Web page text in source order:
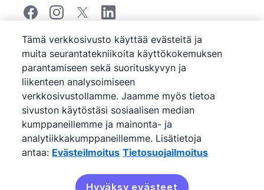
©2026Pipedrive
Pipedrive
Käyttöehdot
Pipedrive
Tietosuojailmoitus
Sivukartta
Evästeilmoitus
Evästeasetukset
Pipedrive on verkkopohjainen myynti- ja CRM-
ohjelmisto.
Tämä verkkosivusto käyttää evästeitä ja
muita seurantatekniikoita käyttökokemuksen
parantamiseen sekä suorituskyvyn ja
liikenteen analysoimiseen
verkkosivustollamme. Jaamme myös tietoa
sivuston käytöstäsi sosiaalisen median
kumppaneillemme ja mainonta- ja
analytiikkakumppaneillemme. Lisätietoja
antaa: Evästeilmoitus Tietosuojailmoitus
Hyväksy evästeet